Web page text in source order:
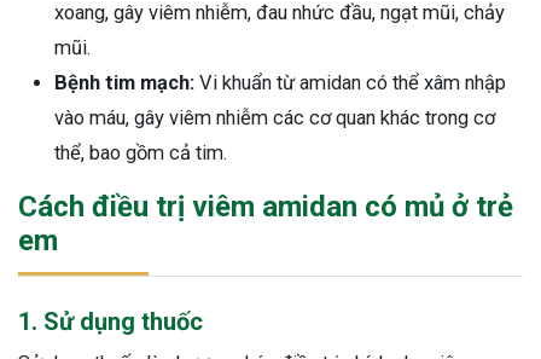
xoang, gây viêm nhiễm, đau nhức đầu, ngạt mũi, chảy
mũi.
Bệnh tim mạch: Vi khuẩn từ amidan có thể xâm nhập
vào máu, gây viêm nhiễm các cơ quan khác trong cơ
thể, bao gồm cả tim.
Cách điều trị viêm amidan có mủ ở trẻ
em
1. Sử dụng thuốc